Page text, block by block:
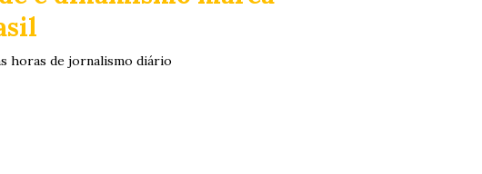
horas de jornalismo diário